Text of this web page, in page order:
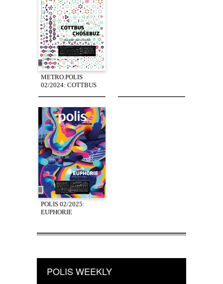
METRO.POLIS
02/2024: COTTBUS
POLIS 02/2025:
EUPHORIE
POLIS WEEKLY